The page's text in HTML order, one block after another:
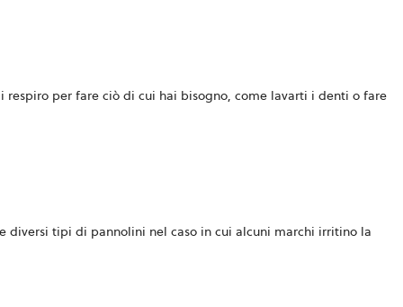
per fare ciò di cui hai bisogno, come lavarti i denti o fare
diversi tipi di pannolini nel caso in cui alcuni marchi irritino la